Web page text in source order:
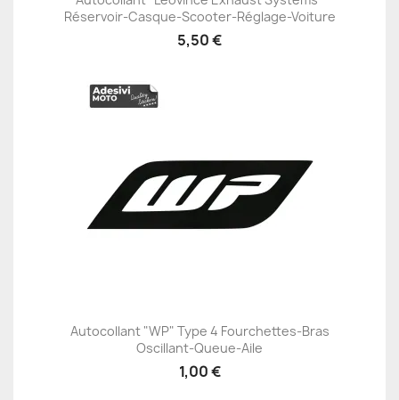
Réservoir-Casque-Scooter-Réglage-Voiture
5,50 €
Autocollant "WP" Type 4 Fourchettes-Bras
Oscillant-Queue-Aile
1,00 €